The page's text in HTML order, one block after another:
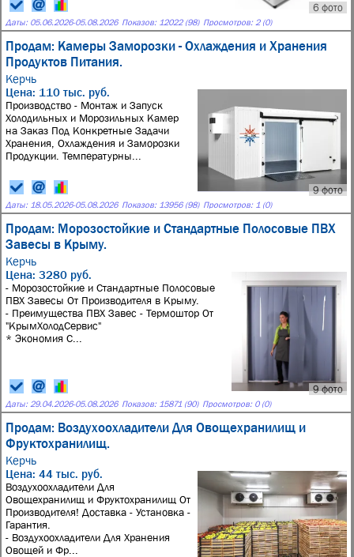
6 фото
Даты: 05.06.2026-05.08.2026 Показов: 12022 (98) Просмотров: 2 (0)
Продам: Камеры Заморозки - Охлаждения и Хранения
Продуктов Питания.
Керчь
9 фото
Цена: 110 тыс. руб.
Производство - Монтаж и Запуск
Холодильных и Морозильных Камер
на Заказ Под Конкретные Задачи
Хранения, Охлаждения и Заморозки
Продукции. Температурны...
Даты: 18.05.2026-05.08.2026 Показов: 13956 (98) Просмотров: 1 (0)
Продам: Морозостойкие и Стандартные Полосовые ПВХ
Завесы в Крыму.
Керчь
9 фото
Цена: 3280 руб.
- Морозостойкие и Стандартные Полосовые
ПВХ Завесы От Производителя в Крыму.
- Преимущества ПВХ Завес - Термоштор От
"КрымХолодСервис"
* Экономия С...
Даты: 29.04.2026-05.08.2026 Показов: 15871 (90) Просмотров: 0 (0)
Продам: Воздухоохладители Для Овощехранилищ и
Фруктохранилищ.
Керчь
Цена: 44 тыс. руб.
Воздухоохладители Для
Овощехранилищ и Фруктохранилищ От
Производителя! Доставка - Установка -
Гарантия.
- Воздухоохладители Для Хранения
Овощей и Фр...